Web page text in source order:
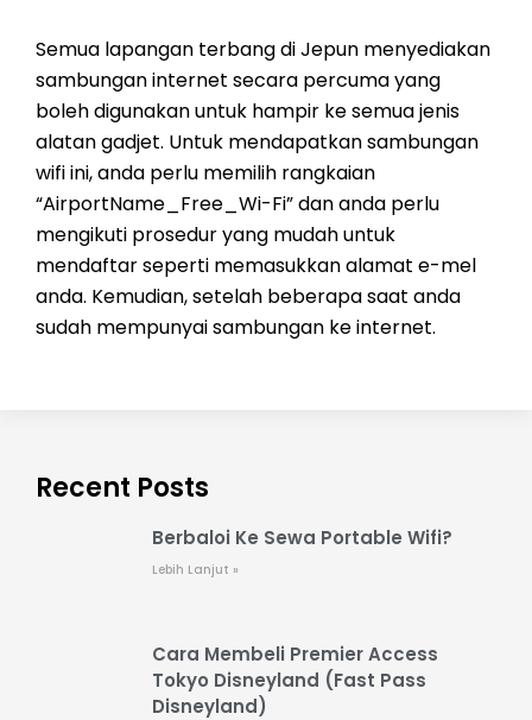
Semua lapangan terbang di Jepun menyediakan
sambungan internet secara percuma yang
boleh digunakan untuk hampir ke semua jenis
alatan gadjet. Untuk mendapatkan sambungan
wifi ini, anda perlu memilih rangkaian
“AirportName_Free_Wi-Fi” dan anda perlu
mengikuti prosedur yang mudah untuk
mendaftar seperti memasukkan alamat e-mel
anda. Kemudian, setelah beberapa saat anda
sudah mempunyai sambungan ke internet.
Recent Posts
Berbaloi Ke Sewa Portable Wifi?
Lebih Lanjut »
Cara Membeli Premier Access
Tokyo Disneyland (Fast Pass
Disneyland)